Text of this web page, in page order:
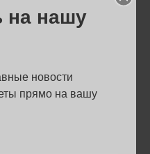
на нашу
новости
прямо на вашу